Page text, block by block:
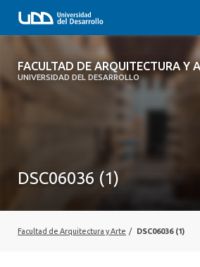
FACULTAD DE ARQUITECTURA Y
UNIVERSIDAD DEL DESARROLLO
FACULTAD DE ARQUITECTURA Y
DSC06036 (1)
Facultad de Arquitectura y Arte / DSC06036 (1)